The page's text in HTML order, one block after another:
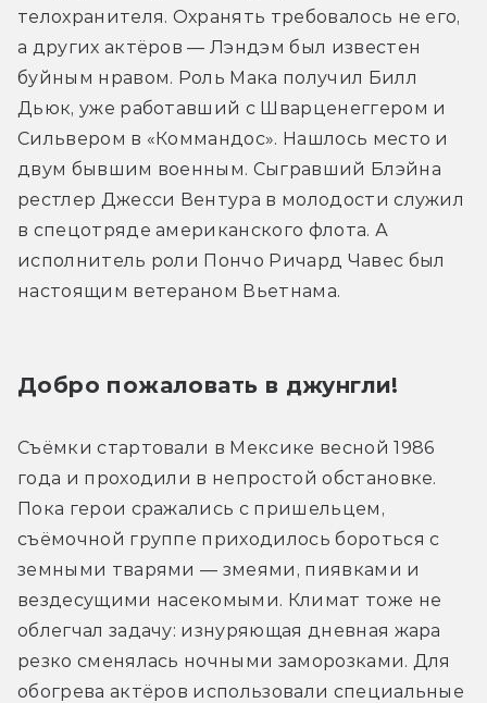
телохранителя. Охранять требовалось не его,
а других актёров — Лэндэм был известен
буйным нравом. Роль Мака получил Билл
Дьюк, уже работавший с Шварценеггером и
Сильвером в «Коммандос». Нашлось место и
двум бывшим военным. Сыгравший Блэйна
рестлер Джесси Вентура в молодости служил
в спецотряде американского флота. А
исполнитель роли Пончо Ричард Чавес был
настоящим ветераном Вьетнама.
Добро пожаловать в джунгли!
Съёмки стартовали в Мексике весной 1986
года и проходили в непростой обстановке.
Пока герои сражались с пришельцем,
съёмочной группе приходилось бороться с
земными тварями — змеями, пиявками и
вездесущими насекомыми. Климат тоже не
облегчал задачу: изнуряющая дневная жара
резко сменялась ночными заморозками. Для
обогрева актёров использовали специальные